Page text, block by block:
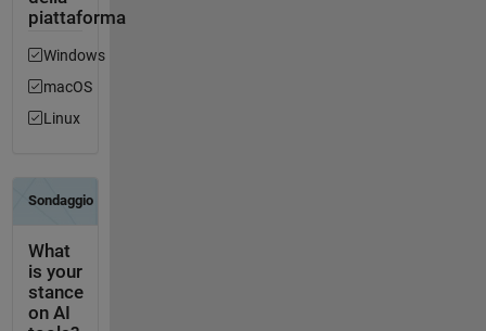
piattaforma
Windows
macOS
Linux